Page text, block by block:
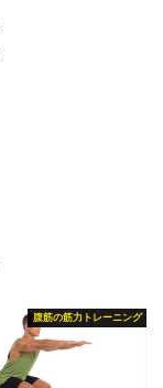
腹筋の筋力トレーニング